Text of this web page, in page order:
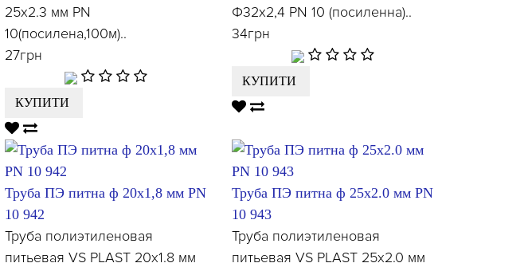
25x2.3 мм PN
10(посилена,100м)..
27грн
КУПИТИ
Ф32х2,4 PN 10 (посиленна)..
34грн
КУПИТИ
Труба ПЭ питна ф 20х1,8 мм PN
10 942
Труба полиэтиленовая
питьевая VS PLAST 20х1.8 мм
Труба ПЭ питна ф 25x2.0 мм PN
10 943
Труба полиэтиленовая
питьевая VS PLAST 25х2.0 мм